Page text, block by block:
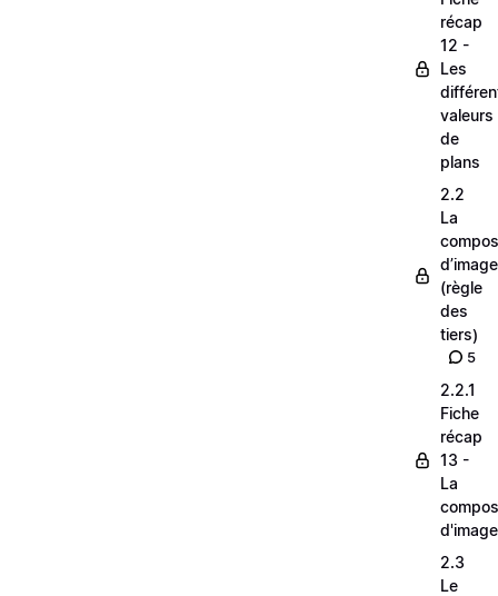
récap
12 -
Les
valeurs
de
plans
2.2
La
d’image
(règle
des
tiers)
5
2.2.1
Fiche
récap
13 -
La
d'image
2.3
Le